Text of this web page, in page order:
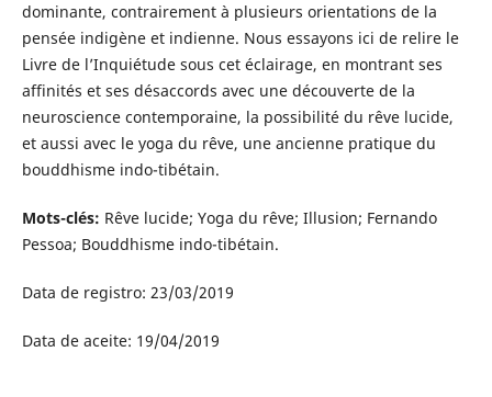
dominante, contrairement à plusieurs orientations de la
pensée indigène et indienne. Nous essayons ici de relire le
Livre de l’Inquiétude sous cet éclairage, en montrant ses
affinités et ses désaccords avec une découverte de la
neuroscience contemporaine, la possibilité du rêve lucide,
et aussi avec le yoga du rêve, une ancienne pratique du
bouddhisme indo-tibétain.
Mots-clés: Rêve lucide; Yoga du rêve; Illusion; Fernando
Pessoa; Bouddhisme indo-tibétain.
Data de registro: 23/03/2019
Data de aceite: 19/04/2019